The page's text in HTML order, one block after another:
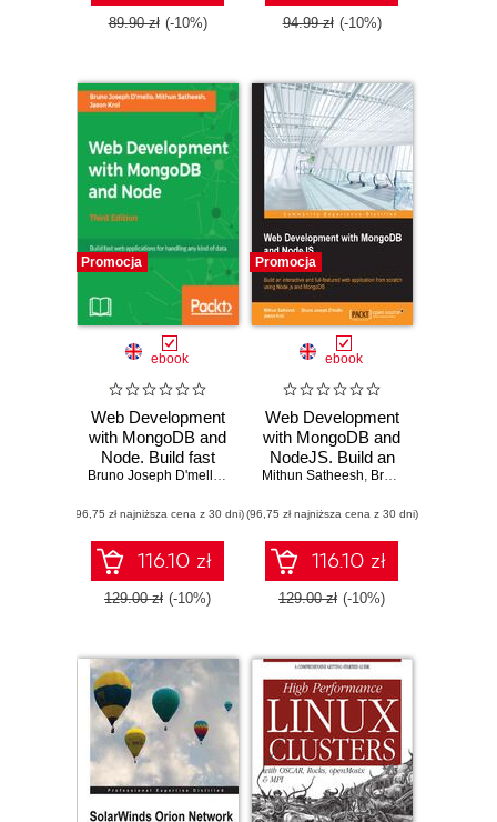
89.90 zł (-10%) 94.99 zł (-10%)
Promocja
ebook
Web Development
with MongoDB and
Node. Build fast
web applications
kind of data - Third
Edition
Bruno Joseph D'mello, Mithun Satheesh,Jason Krol
(96,75 zł najniższa cena z 30 dni)
116.10 zł
129.00 zł (-10%)
Promocja
ebook
Web Development
with MongoDB and
NodeJS. Build an
interactive and full-
application from
scratch using
Node.js and
MongoDB -
Second Edition
Mithun Satheesh, Bruno Joseph D'mello
(96,75 zł najniższa cena z 30 dni)
116.10 zł
129.00 zł (-10%)